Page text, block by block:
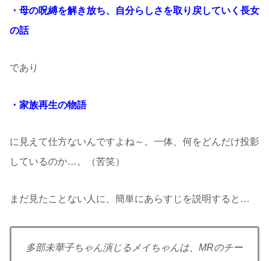
・母の呪縛を解き放ち、自分らしさを取り戻していく長女
の話
であり
・家族再生の物語
に見えて仕方ないんですよね～。一体、何をどんだけ投影
しているのか…。（苦笑）
まだ見たことない人に、簡単にあらすじを説明すると…
多部未華子ちゃん演じるメイちゃんは、MRのチー